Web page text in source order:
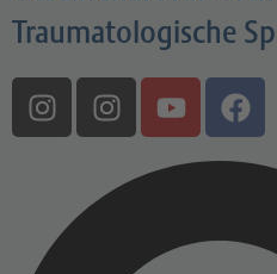
Traumatologische